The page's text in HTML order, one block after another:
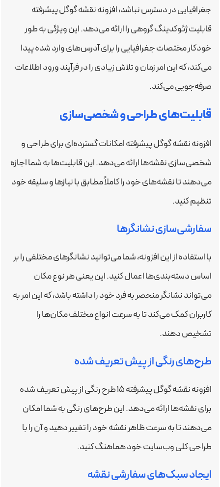
جغرافیایی در دسترس نباشد، افزونه نقشه گوگل پیشرفته
قابلیت ژئوکدینگ گروهی را ارائه می‌دهد. این ویژگی به طور
خودکار مختصات جغرافیایی را برای آدرس‌های وارد شده پیدا
می‌کند، که این امر زمان و تلاش زیادی را در فرآیند ورود اطلاعات
صرفه‌جویی می‌کند.
قابلیت‌های طراحی و شخصی‌سازی
افزونه نقشه گوگل پیشرفته امکانات گسترده‌ای برای طراحی و
شخصی‌سازی نقشه‌ها ارائه می‌دهد. این قابلیت‌ها به شما اجازه
می‌دهند تا نقشه‌های خود را کاملاً مطابق با نیازها و سلیقه خود
تنظیم کنید.
سفارشی‌سازی نشانگرها
با استفاده از این افزونه، شما می‌توانید نشانگرهای مختلفی را بر
اساس دسته‌بندی‌ها اعمال کنید. این یعنی هر نوع مکان
می‌تواند نشانگر منحصر به فرد خود را داشته باشد، که این امر به
کاربران کمک می‌کند تا به سرعت انواع مختلف مکان‌ها را
تشخیص دهند.
طرح‌های رنگی از پیش تعریف شده
افزونه نقشه گوگل پیشرفته 15 طرح رنگی از پیش تعریف شده
برای نقشه‌ها ارائه می‌دهد. این طرح‌های رنگی به شما امکان
می‌دهند تا به سرعت ظاهر نقشه خود را تغییر دهید و آن را با
طراحی کلی وب‌سایت خود هماهنگ کنید.
ایجاد سبک‌های سفارشی نقشه